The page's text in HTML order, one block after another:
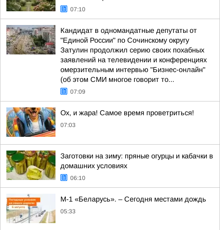
07:10
Кандидат в одномандатные депутаты от
"Единой России" по Сочинскому округу
Затулин продолжил серию своих похабных
заявлений на телевидении и конференциях
омерзительным интервью "Бизнес-онлайн"
(об этом СМИ многое говорит то...
07:09
Ох, и жара! Самое время проветриться!
07:03
Заготовки на зиму: пряные огурцы и кабачки в
домашних условиях
06:10
М-1 «Беларусь». – Сегодня местами дождь
05:33